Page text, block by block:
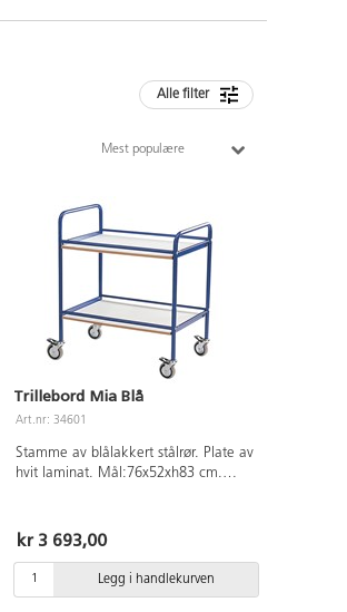
Alle filter
Mest populære
Trillebord Mia Blå
Art.nr: 34601
Stamme av blålakkert stålrør. Plate av
hvit laminat. Mål:76x52xh83 cm.
20 kg. Maks belastning 100 kg. 2
låsbare hjul.
kr 3 693,00
Legg i handlekurven